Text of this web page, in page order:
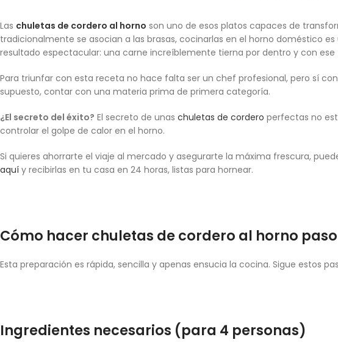
Las chuletas de cordero al horno son uno de esos platos capaces de
tradicionalmente se asocian a las brasas, cocinarlas en el horno doméstico
resultado espectacular: una carne increíblemente tierna por dentro y con
Para triunfar con esta receta no hace falta ser un chef profesional, pero sí
supuesto, contar con una materia prima de primera categoría.
¿El secreto del éxito? El secreto de unas chuletas de cordero perfectas no
controlar el golpe de calor en el horno.
Si quieres ahorrarte el viaje al mercado y asegurarte la máxima frescura,
aquí y recibirlas en tu casa en 24 horas, listas para hornear.
Cómo hacer chuletas de cordero al horno
Esta preparación es rápida, sencilla y apenas ensucia la cocina. Sigue estos
Ingredientes necesarios (para 4 personas)